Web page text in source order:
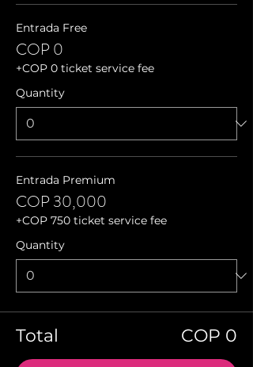
Entrada Free
COP 0
+COP 0 ticket service fee
Quantity
Entrada Premium
COP 30,000
+COP 750 ticket service fee
Quantity
Total COP 0